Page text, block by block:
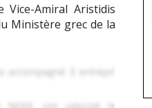
Amiral Aristidis
Ministère grec de la